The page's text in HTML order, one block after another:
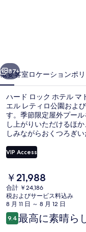
テ
ル
マ
ド
リ
ー
の
写
真
87+
概要客室ロケーションポ
ハード ロック ホテル マ
エル レティロ公園およ
す。季節限定屋外プー
し上がりいただけるほ
しみながらおくつろぎ
ー、および庭園があり
評価しています。この
エス駅までは 7 分です。
VIP Access
現
在
の
料
金
は
￥21,988
合計 ￥24,186
税およびサービス料込み
8 月 11 日 ～ 8 月 12 日
口
コ
9.410段階中9.4
最高に素晴ら